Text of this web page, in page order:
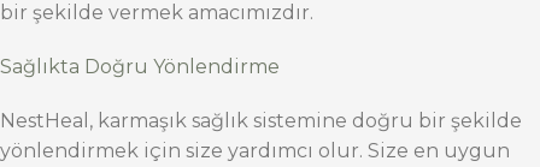
bir şekilde vermek amacımızdır.
Sağlıkta Doğru Yönlendirme
NestHeal, karmaşık sağlık sistemine doğru bir şekilde
yönlendirmek için size yardımcı olur. Size en uygun